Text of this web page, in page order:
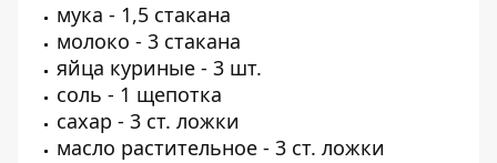
мука - 1,5 стакана
молоко - 3 стакана
яйца куриные - 3 шт.
соль - 1 щепотка
сахар - 3 ст. ложки
масло растительное - 3 ст. ложки